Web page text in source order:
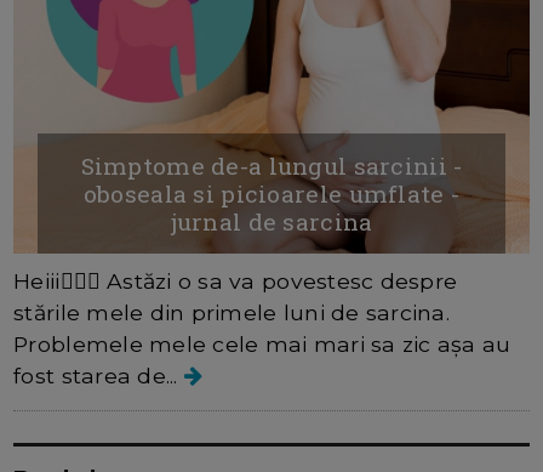
Simptome de-a lungul sarcinii -
oboseala si picioarele umflate -
jurnal de sarcina
Heiii🙋🏻‍♀️ Astăzi o sa va povestesc despre
stările mele din primele luni de sarcina.
Problemele mele cele mai mari sa zic așa au
fost starea de...